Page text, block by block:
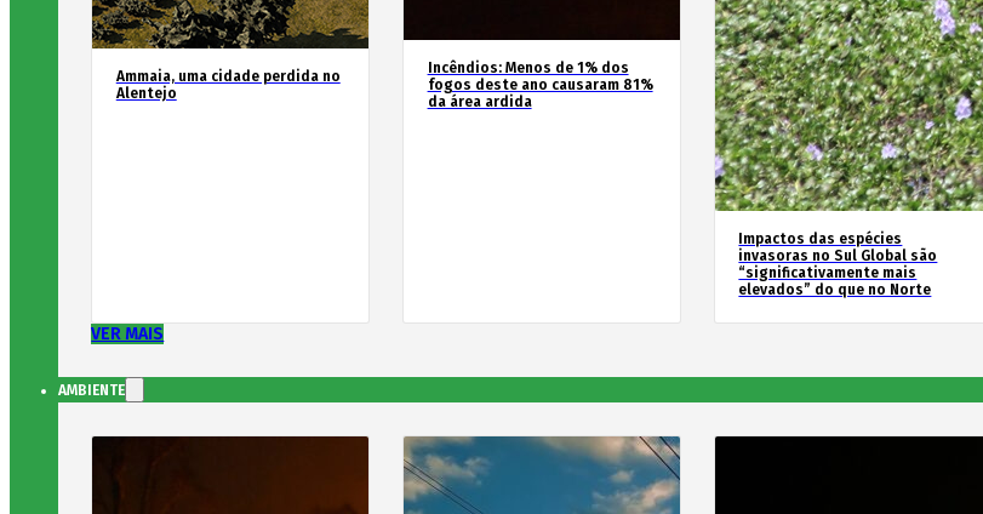
Ammaia, uma cidade perdida no
Alentejo
Incêndios: Menos de 1% dos
fogos deste ano causaram 81%
da área ardida
Impactos das espécies
invasoras no Sul Global são
“significativamente mais
elevados” do que no Norte
VER MAIS
AMBIENTE